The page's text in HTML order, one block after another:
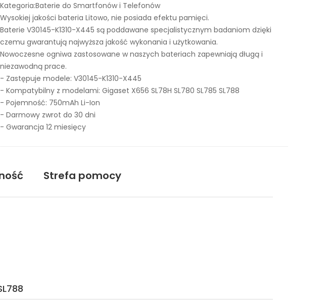
Kategoria:Baterie do Smartfonów i Telefonów
Wysokiej jakości bateria Litowo, nie posiada efektu pamięci.
Baterie V30145-K1310-X445 są poddawane specjalistycznym badaniom dzięki
czemu gwarantują najwyższa jakość wykonania i użytkowania.
Nowoczesne ogniwa zastosowane w naszych bateriach zapewniają długą i
niezawodną prace.
- Zastępuje modele: V30145-K1310-X445
- Kompatybilny z modelami: Gigaset X656 SL78H SL780 SL785 SL788
- Pojemność: 750mAh Li-Ion
- Darmowy zwrot do 30 dni
- Gwarancja 12 miesięcy
Strefa pomocy